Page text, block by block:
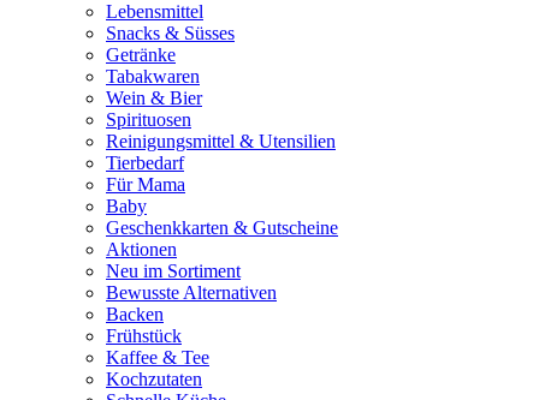
Lebensmittel
Snacks & Süsses
Getränke
Tabakwaren
Wein & Bier
Spirituosen
Reinigungsmittel & Utensilien
Tierbedarf
Für Mama
Baby
Geschenkkarten & Gutscheine
Aktionen
Neu im Sortiment
Bewusste Alternativen
Backen
Frühstück
Kaffee & Tee
Kochzutaten